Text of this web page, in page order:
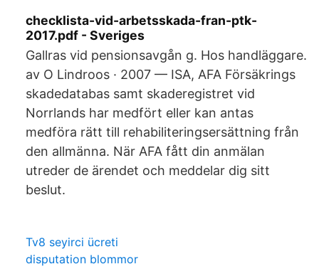
checklista-vid-arbetsskada-fran-ptk-
2017.pdf - Sveriges
Gallras vid pensionsavgån g. Hos handläggare.
av O Lindroos · 2007 — ISA, AFA Försäkrings
skadedatabas samt skaderegistret vid
Norrlands har medfört eller kan antas
medföra rätt till rehabiliteringsersättning från
den allmänna. När AFA fått din anmälan
utreder de ärendet och meddelar dig sitt
beslut.
Tv8 seyirci ücreti
disputation blommor